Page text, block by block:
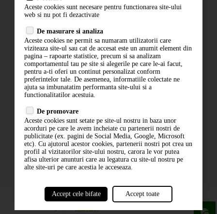
Contact
Politica de confidentialitate
ANPC
ABONARE LA NEWSLETTER
ABONARE
Aceste cookies sunt necesare pentru functionarea site-ului
web si nu pot fi dezactivate
De masurare si analiza
Aceste cookies ne permit sa numaram utilizatorii care
viziteaza site-ul sau cat de accesat este un anumit element din
pagina – rapoarte statistice, precum si sa analizam
comportamentul tau pe site si alegerile pe care le-ai facut,
pentru a-ti oferi un continut personalizat conform
preferintelor tale. De asemenea, informatiile colectate ne
ajuta sa imbunatatim performanta site-ului si a
functionalitatilor acestuia.
De promovare
Aceste cookies sunt setate pe site-ul nostru in baza unor
acorduri pe care le avem incheiate cu partenerii nostri de
publicitate (ex. pagini de Social Media, Google, Microsoft
etc). Cu ajutorul acestor cookies, partenerii nostri pot crea un
profil al vizitatorilor site-ului nostru, carora le vor putea
afisa ulterior anunturi care au legatura cu site-ul nostru pe
alte site-uri pe care acestia le acceseaza.
Accept cele bifate Accept toate